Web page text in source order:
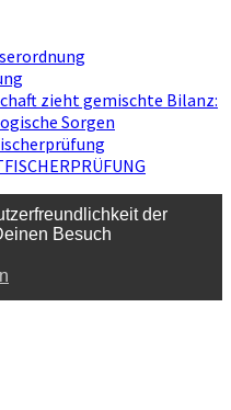
zieht gemischte Bilanz:
Sorgen
der
Besuch